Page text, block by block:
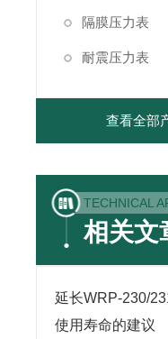
隔膜压力表
耐震压力表
查看全部
TECHNICAL
相关文
延长WRP-230/
使用寿命的建议